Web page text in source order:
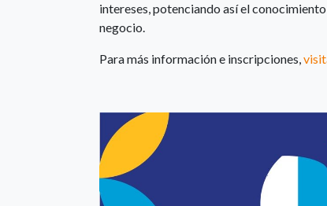
intereses, potenciando así el
negocio.
Para más información e inscripciones,